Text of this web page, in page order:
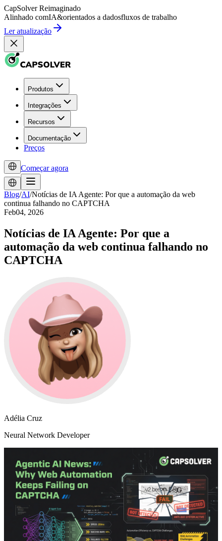
CapSolver Reimaginado
Alinhado comIA&orientados a dadosfluxos de trabalho
Ler atualização
Produtos
Integrações
Recursos
Documentação
Preços
Começar agora
Blog/AI/Notícias de IA Agente: Por que a automação da web
continua falhando no CAPTCHA
Feb04, 2026
Notícias de IA Agente: Por que a
automação da web continua falhando no
CAPTCHA
Adélia Cruz
Neural Network Developer